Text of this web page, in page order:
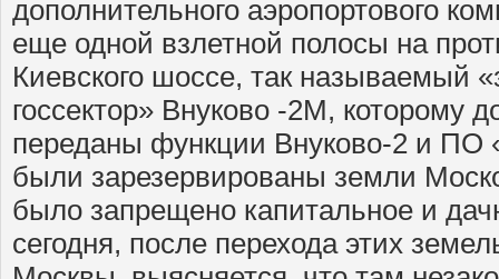
дополнительного аэропортового
еще одной взлетной полосы на
Киевского шоссе, так называемый
госсектор» Внуково -2М, которому
переданы функции Внуково-2 и ПО
были зарезервированы земли
было запрещено капитальное и
сегодня, после перехода этих